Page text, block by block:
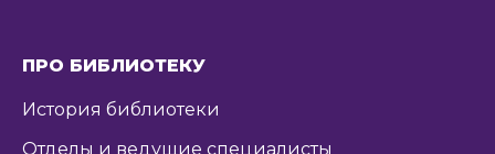
ПРО БИБЛИОТЕКУ
История библиотеки
Отделы и ведущие специалисты